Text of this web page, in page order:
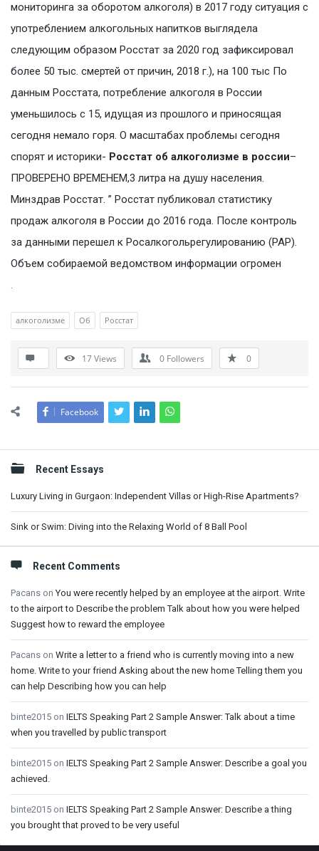
мониторинга за оборотом алкоголя) в 2017 году ситуация с
употреблением алкогольных напитков выглядела
следующим образом Росстат за 2020 год зафиксировал
более 50 тыс. смертей от причин, 2018 г.), на 100 тыс По
данным Росстата, потребление алкоголя в России
уменьшилось с 15, идущая из прошлого и приносящая
сегодня немало горя. О масштабах проблемы сегодня
спорят и историки- Росстат об алкоголизме в россии–
ПРОВЕРЕНО ВРЕМЕНЕМ,3 литра на душу населения.
Минздрав Росстат. ” Росстат публиковал статистику
продаж алкоголя в России до 2016 года. После контроль
за данными перешел к Росалкогольрегулированию (РАР).
Объем собираемой ведомством информации огромен
.
алкоголизме Об Росстат
17Views 0 Followers 0
Facebook
Sidebar
Recent Essays
Luxury Living in Gurgaon: Independent Villas or High-Rise Apartments?
Sink or Swim: Diving into the Relaxing World of 8 Ball Pool
Recent Comments
Pacans onYou were recently helped by an employee at the airport. Write
to the airport to Describe the problem Talk about how you were helped
Suggest how to reward the employee
Pacans on Write a letter to a friend who is currently moving into a new
home. Write to your friend Asking about the new home Telling them you
can help Describing how you can help
binte2015 on IELTS Speaking Part 2 Sample Answer: Talk about a time
when you travelled by public transport
binte2015 on IELTS Speaking Part 2 Sample Answer: Describe a goal you
achieved.
binte2015 on IELTS Speaking Part 2 Sample Answer: Describe a thing
you brought that proved to be very useful